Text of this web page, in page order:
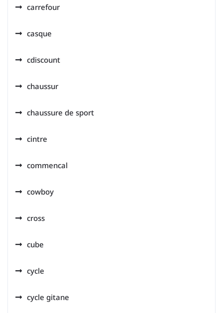
carrefour
casque
cdiscount
chaussur
chaussure de sport
cintre
commencal
cowboy
cross
cube
cycle
cycle gitane